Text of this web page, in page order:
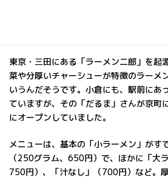
東京・三田にある「ラーメン二郎」を起
菜や分厚いチャーシューが特徴のラーメ
いうんだそうです。小倉にも、駅前にあ
ていますが、その「だるま」さんが京町
にオープンしていました。
メニューは、基本の「小ラーメン」がす
（250グラム、650円）で、ほかに「大
750円）、「汁なし」（700円）など。